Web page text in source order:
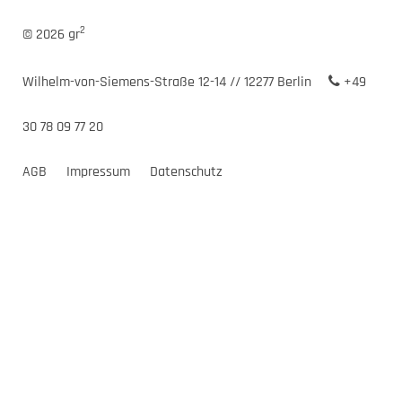
© 2026 gr2
Wilhelm-von-Siemens-Straße 12-14 // 12277 Berlin +49
30 78 09 77 20
AGB Impressum Datenschutz